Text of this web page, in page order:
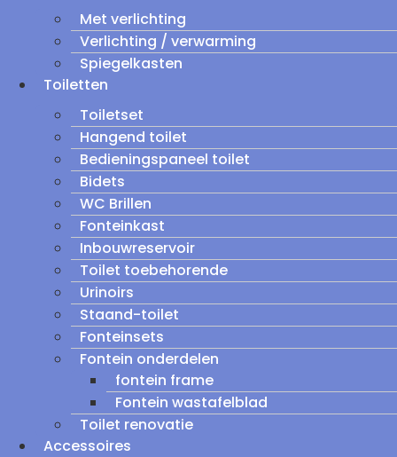
Met verlichting
Verlichting / verwarming
Spiegelkasten
Toiletten
Toiletset
Hangend toilet
Bedieningspaneel toilet
Bidets
WC Brillen
Fonteinkast
Inbouwreservoir
Toilet toebehorende
Urinoirs
Staand-toilet
Fonteinsets
Fontein onderdelen
fontein frame
Fontein wastafelblad
Toilet renovatie
Accessoires